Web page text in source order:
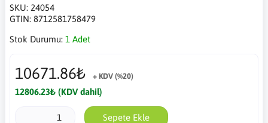
SKU: 24054
GTIN: 8712581758479
Stok Durumu: 1 Adet
10671.86₺ + KDV (%20)
12806.23₺ (KDV dahil)
Sepete Ekle